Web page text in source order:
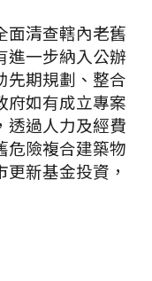
面清查轄內老舊
進一步納入公辦
先期規劃、整合
府如有成立專案
透過人力及經費
危險複合建築物
新基金投資，